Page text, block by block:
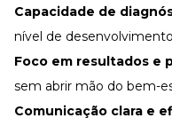
Capacidade de
nível de
Foco em resultados e
sem abrir mão do bem-
Comunicação clara e